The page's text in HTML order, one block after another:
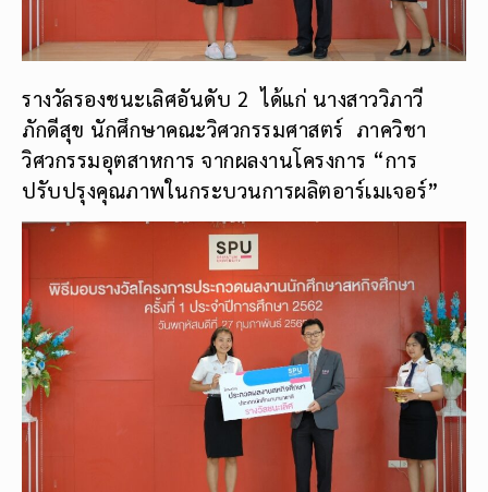
รางวัลรองชนะเลิศอันดับ 2 ได้แก่ นางสาววิภาวี
ภักดีสุข นักศึกษาคณะวิศวกรรมศาสตร์ ภาควิชา
วิศวกรรมอุตสาหการ จากผลงานโครงการ “การ
ปรับปรุงคุณภาพในกระบวนการผลิตอาร์เมเจอร์”